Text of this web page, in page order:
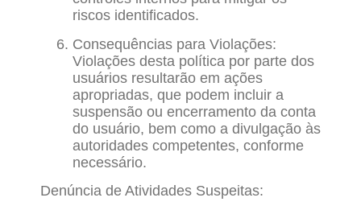
riscos identificados.
Consequências para Violações:
Violações desta política por parte dos
usuários resultarão em ações
apropriadas, que podem incluir a
suspensão ou encerramento da conta
do usuário, bem como a divulgação às
autoridades competentes, conforme
necessário.
Denúncia de Atividades Suspeitas: